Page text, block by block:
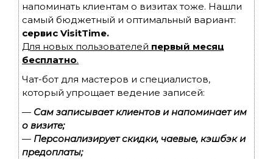
напоминать клиентам о визитах тоже. Нашли
самый бюджетный и оптимальный вариант:
сервис VisitTime.
Для новых пользователей первый месяц
бесплатно.
Чат-бот для мастеров и специалистов,
который упрощает ведение записей:
— Сам записывает клиентов и напоминает им
о визите;
— Персонализирует скидки, чаевые, кэшбэк и
предоплаты;